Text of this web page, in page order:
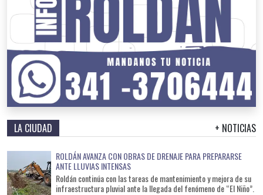
LA CIUDAD + NOTICIAS
ROLDÁN AVANZA CON OBRAS DE DRENAJE PARA PREPARARSE
ANTE LLUVIAS INTENSAS
Roldán continúa con las tareas de mantenimiento y mejora de su
infraestructura pluvial ante la llegada del fenómeno de “El Niño”.